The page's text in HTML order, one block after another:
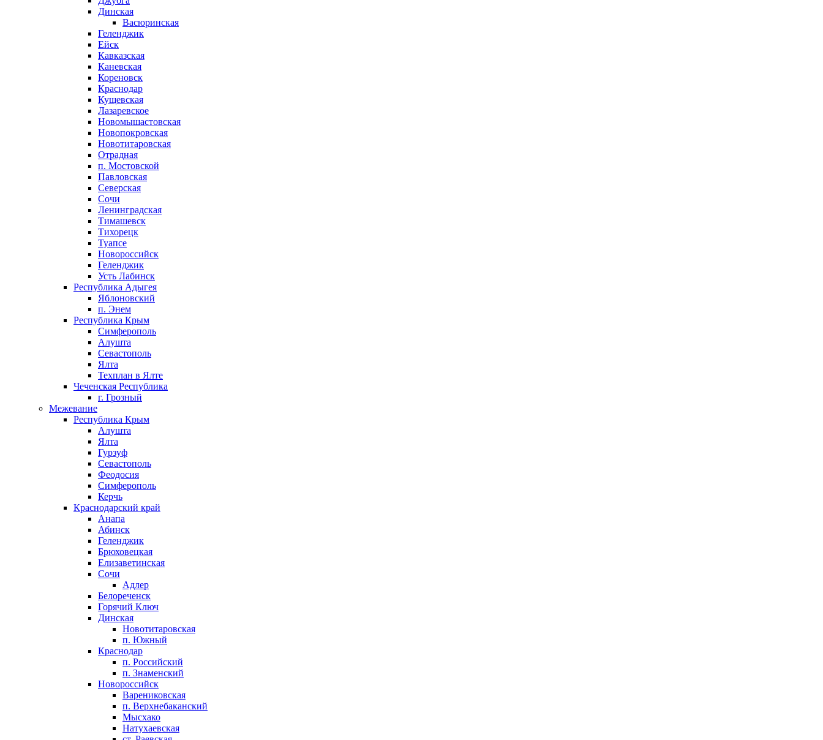
Динская
Васюринская
Геленджик
Ейск
Кавказская
Каневская
Кореновск
Краснодар
Кущевская
Лазаревское
Новомышастовская
Новопокровская
Новотитаровская
Отрадная
п. Мостовской
Павловская
Северская
Сочи
Ленинградская
Тимашевск
Тихорецк
Туапсе
Новороссийск
Геленджик
Усть Лабинск
Республика Адыгея
Яблоновский
п. Энем
Республика Крым
Симферополь
Алушта
Севастополь
Ялта
Техплан в Ялте
Чеченская Республика
г. Грозный
Межевание
Республика Крым
Алушта
Ялта
Гурзуф
Севастополь
Феодосия
Симферополь
Керчь
Краснодарский край
Анапа
Абинск
Геленджик
Брюховецкая
Елизаветинская
Сочи
Адлер
Белореченск
Горячий Ключ
Динская
Новотитаровская
п. Южный
Краснодар
п. Российский
п. Знаменский
Новороссийск
Варениковская
п. Верхнебаканский
Мысхако
Натухаевская